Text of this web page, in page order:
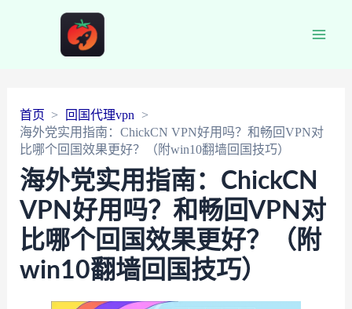
首页
回国代理vpn
海外党实用指南：ChickCN VPN好用吗？和畅回VPN对
比哪个回国效果更好？（附win10翻墙回国技巧）
海外党实用指南：ChickCN
VPN好用吗？和畅回VPN对
比哪个回国效果更好？（附
win10翻墙回国技巧）